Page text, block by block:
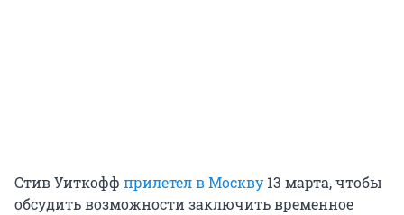
Стив Уиткофф прилетел в Москву13 марта, чтобы
обсудить возможности заключить временное